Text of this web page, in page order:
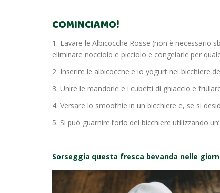
COMINCIAMO!
1. Lavare le Albicocche Rosse (non è necessario
eliminare nocciolo e picciolo e congelarle per
2. Inserire le albicocche e lo yogurt nel bicchiere
3. Unire le mandorle e i cubetti di ghiaccio e
4. Versare lo smoothie in un bicchiere e, se si
5. Si può guarnire l’orlo del bicchiere utilizzando
Sorseggia questa fresca bevanda nelle